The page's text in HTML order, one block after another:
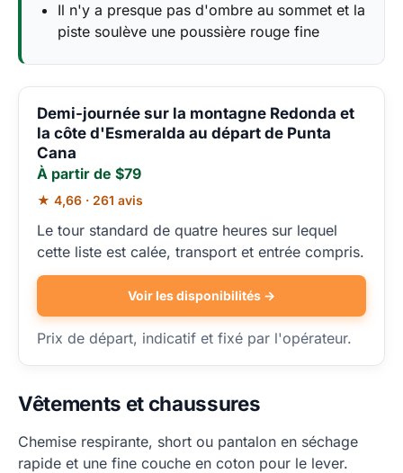
Il n'y a presque pas d'ombre au sommet et la
piste soulève une poussière rouge fine
Demi-journée sur la montagne Redonda et
la côte d'Esmeralda au départ de Punta
Cana
À partir de $79
★ 4,66 · 261 avis
Le tour standard de quatre heures sur lequel
cette liste est calée, transport et entrée compris.
Voir les disponibilités →
Prix de départ, indicatif et fixé par l'opérateur.
Vêtements et chaussures
Chemise respirante, short ou pantalon en séchage
rapide et une fine couche en coton pour le lever.